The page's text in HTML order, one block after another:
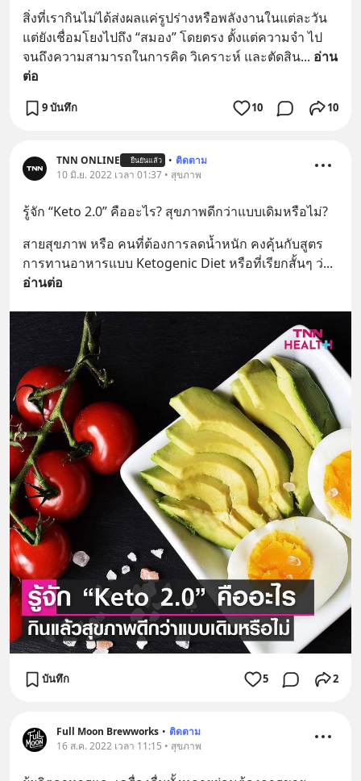
สิ่งที่เรากินไม่ได้ส่งผลแค่รูปร่างหรือพลังงานในแต่ละวัน
แต่ยังเชื่อมโยงไปถึง “สมอง” โดยตรง ตั้งแต่ความจำ ไป
จนถึงความสามารถในการคิด วิเคราะห์ และตัดสิน... อ่าน
ต่อ
9 บันทึก 10 10
TNN ONLINE ยืนยันแล้ว • ติดตาม
10 มิ.ย. 2022 เวลา 01:37 • สุขภาพ
รู้จัก “Keto 2.0” คืออะไร? สุขภาพดีกว่าแบบเดิมหรือไม่?
สายสุขภาพ หรือ คนที่ต้องการลดน้ำหนัก คงคุ้นกับสูตร
การทานอาหารแบบ Ketogenic Diet หรือที่เรียกสั้นๆ ว่
อ่านต่อ
บันทึก 5 2
Full Moon Brewworks • ติดตาม
16 ส.ค. 2022 เวลา 11:15 • สุขภาพ